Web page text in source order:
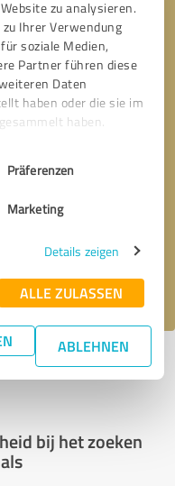
zu analysieren.
Ihrer Verwendung
soziale Medien,
Partner führen diese
Daten
haben oder die sie im
haben.
Präferenzen
Marketing
Details zeigen
ALLE ZULASSEN
ABLEHNEN
09.02.2024
Verslag
bij het zoeken